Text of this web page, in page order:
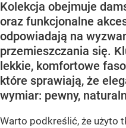
Kolekcja obejmuje
oraz funkcjonalne
odpowiadają na
przemieszczania się.
lekkie, komfortowe
które sprawiają, że
wymiar: pewny,
Warto podkreślić, że użyto